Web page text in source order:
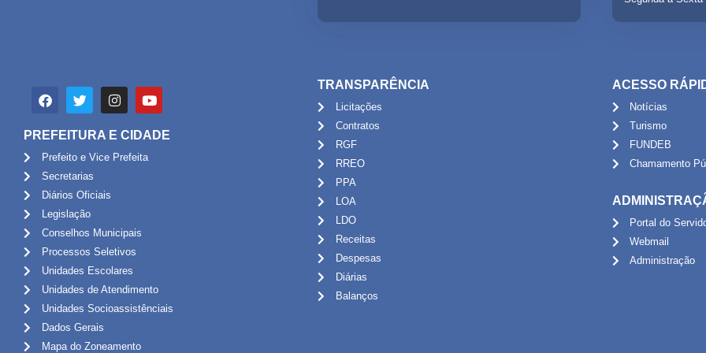
PREFEITURA E CIDADE
Prefeito e Vice Prefeita
Secretarias
Diários Oficiais
Legislação
Conselhos Municipais
Processos Seletivos
Unidades Escolares
Unidades de Atendimento
Unidades Socioassistênciais
Dados Gerais
Mapa do Zoneamento
TRANSPARÊNCIA
Licitações
Contratos
RGF
RREO
PPA
LOA
LDO
Receitas
Despesas
Diárias
Balanços
ACESSO
Notícias
Turismo
FUNDEB
Chamamento
Portal do
Webmail
Administração